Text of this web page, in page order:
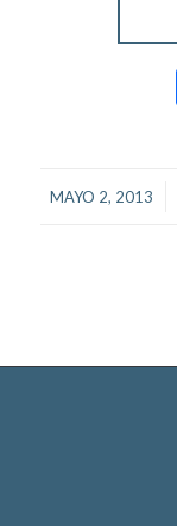
MAYO 2, 2013
/